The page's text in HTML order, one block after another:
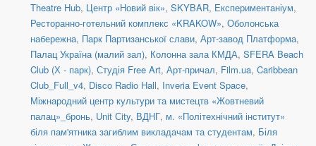
Theatre Hub, Центр «Новий вік», SKYBAR, Експериментаніум,
Ресторанно-готельний комплекс «KRAKOW», Оболонська
набережна, Парк Партизанської слави, Арт-завод Платформа,
Палац Україна (малий зал), Колонна зала КМДА, SFERA Beach
Club (Х - парк), Студія Free Art, Арт-причал, Film.ua, Caribbean
Club_Full_v4, Disco Radio Hall, Inveria Event Space,
Міжнародний центр культури та мистецтв «Жовтневий
палац»_бронь, Unit Сity, ВДНГ, м. «Політехнічний інститут»
біля пам'ятника загиблим викладачам та студентам, Біля